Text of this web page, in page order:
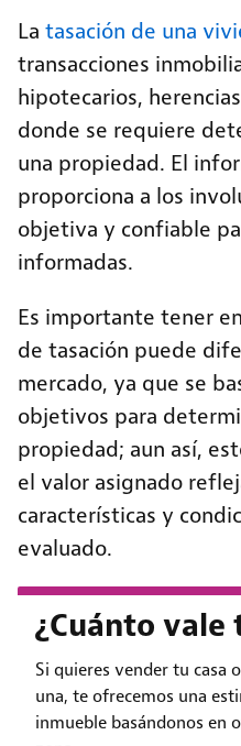
La tasación de una
transacciones
hipotecarios,
donde se requiere
una propiedad. El
proporciona a los
objetiva y confiable
informadas.
Es importante tener
de tasación puede
mercado, ya que se
objetivos para
propiedad; aun así,
el valor asignado
características y
evaluado.